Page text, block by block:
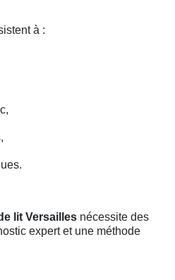
à :
lit Versailles nécessite des
expert et une méthode